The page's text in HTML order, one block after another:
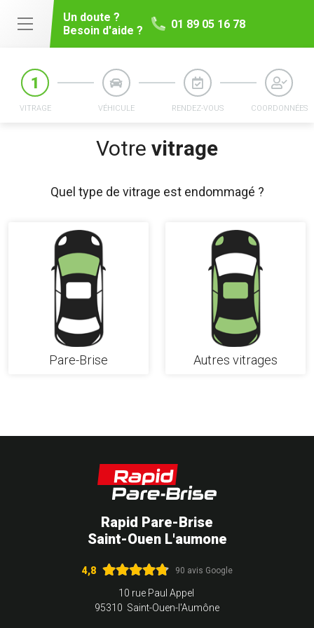
Un doute ?
Besoin d'aide ?
01 89 05 16 78
Votre vitrage
VITRAGE VÉHICULE RENDEZ-VOUS COORDONNÉES
Quel type de vitrage est endommagé ?
Pare-Brise Autres vitrages
Rapid Pare-Brise
Saint-Ouen L'aumone
4,8 90 avis Google
10 rue Paul Appel
95310 Saint-Ouen-l'Aumône